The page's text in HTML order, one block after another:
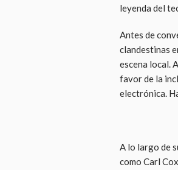
leyenda del
Antes de
clandestinas
escena local.
favor de la
electrónica.
A lo largo de
como Carl